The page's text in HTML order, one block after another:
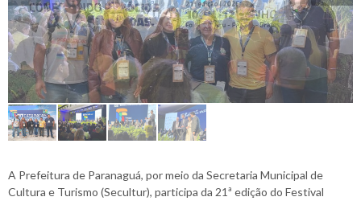
A Prefeitura de Paranaguá, por meio da Secretaria Municipal de
Cultura e Turismo (Secultur), participa da 21ª edição do Festival